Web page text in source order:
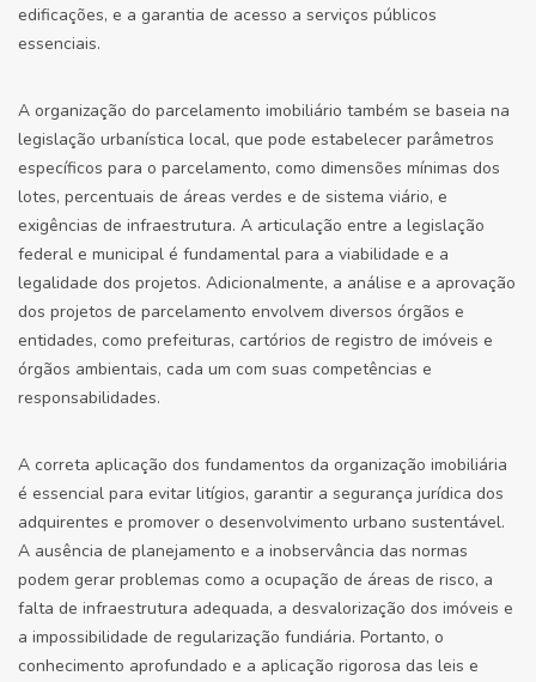
edificações, e a garantia de acesso a serviços públicos
essenciais.
A organização do parcelamento imobiliário também se baseia na
legislação urbanística local, que pode estabelecer parâmetros
específicos para o parcelamento, como dimensões mínimas dos
lotes, percentuais de áreas verdes e de sistema viário, e
exigências de infraestrutura. A articulação entre a legislação
federal e municipal é fundamental para a viabilidade e a
legalidade dos projetos. Adicionalmente, a análise e a aprovação
dos projetos de parcelamento envolvem diversos órgãos e
entidades, como prefeituras, cartórios de registro de imóveis e
órgãos ambientais, cada um com suas competências e
responsabilidades.
A correta aplicação dos fundamentos da organização imobiliária
é essencial para evitar litígios, garantir a segurança jurídica dos
adquirentes e promover o desenvolvimento urbano sustentável.
A ausência de planejamento e a inobservância das normas
podem gerar problemas como a ocupação de áreas de risco, a
falta de infraestrutura adequada, a desvalorização dos imóveis e
a impossibilidade de regularização fundiária. Portanto, o
conhecimento aprofundado e a aplicação rigorosa das leis e